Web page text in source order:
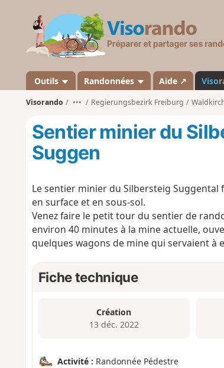
Outils Randonnées Aide ↗ Viso
Visorando ••• Regierungsbezirk Freiburg
Sentier minier du
Suggen
Le sentier minier du Silbersteig
en surface et en sous-sol.
Venez faire le petit tour du sentier de
environ 40 minutes à la mine actuelle,
quelques wagons de mine qui servaient
Fiche technique
Création
13 déc. 2022
Activité : Randonnée Pédestre